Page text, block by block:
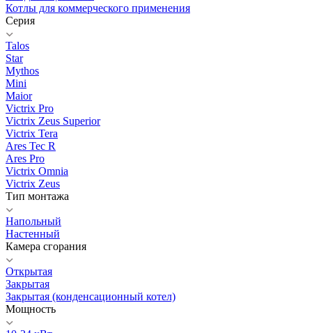
Котлы для коммерческого применения
Серия
Talos
Star
Mythos
Mini
Maior
Victrix Pro
Victrix Zeus Superior
Victrix Tera
Ares Tec R
Ares Pro
Victrix Omnia
Victrix Zeus
Тип монтажа
Напольный
Настенный
Камера сгорания
Открытая
Закрытая
Закрытая (конденсационный котел)
Мощность